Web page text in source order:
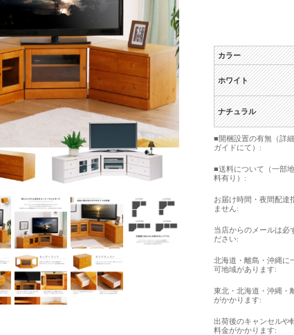
カラー
ホワイト
ナチュラル
■開梱設置の有無（詳
ガイドにて）:
■送料について（一部
料有り）:
お届け時間・夜間配達
ません:
当店からのメールは必
ださい:
北海道・離島・沖縄に
可地域があります:
東北・北海道・沖縄・
がかかります:
出荷後のキャンセルや
料金がかかります: